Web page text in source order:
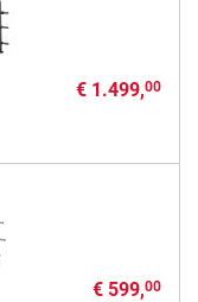
€ 1.499,00
€ 599,00